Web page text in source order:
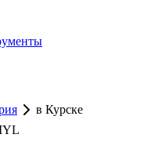
в Курске